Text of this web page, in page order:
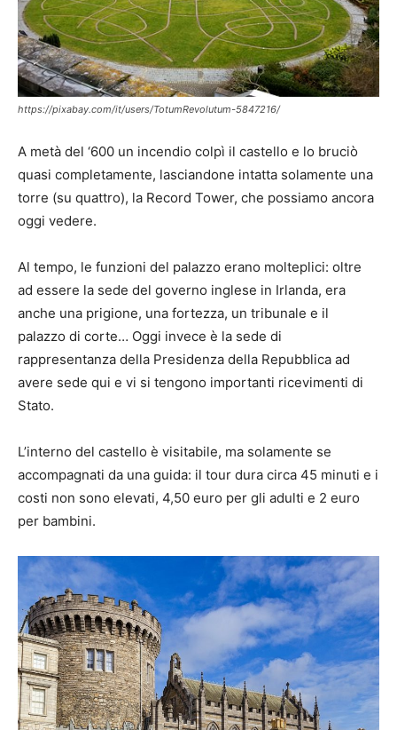
https://pixabay.com/it/users/TotumRevolutum-5847216/
A metà del ‘600 un incendio colpì il castello e lo bruciò
quasi completamente, lasciandone intatta solamente una
torre (su quattro), la Record Tower, che possiamo ancora
oggi vedere.
Al tempo, le funzioni del palazzo erano molteplici: oltre
ad essere la sede del governo inglese in Irlanda, era
anche una prigione, una fortezza, un tribunale e il
palazzo di corte… Oggi invece è la sede di
rappresentanza della Presidenza della Repubblica ad
avere sede qui e vi si tengono importanti ricevimenti di
Stato.
L’interno del castello è visitabile, ma solamente se
accompagnati da una guida: il tour dura circa 45 minuti e i
costi non sono elevati, 4,50 euro per gli adulti e 2 euro
per bambini.